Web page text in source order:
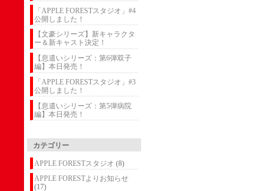
「APPLE FORESTスタジオ」#4
公開しました！
【文豪シリーズ】新キャラクタ
ー＆新キャスト決定！
【息遣いシリーズ：第6弾双子
編】本日発売！
「APPLE FORESTスタジオ」#3
公開しました！
【息遣いシリーズ：第5弾病院
編】本日発売！
カテゴリー
APPLE FORESTスタジオ (8)
APPLE FORESTよりお知らせ
(17)